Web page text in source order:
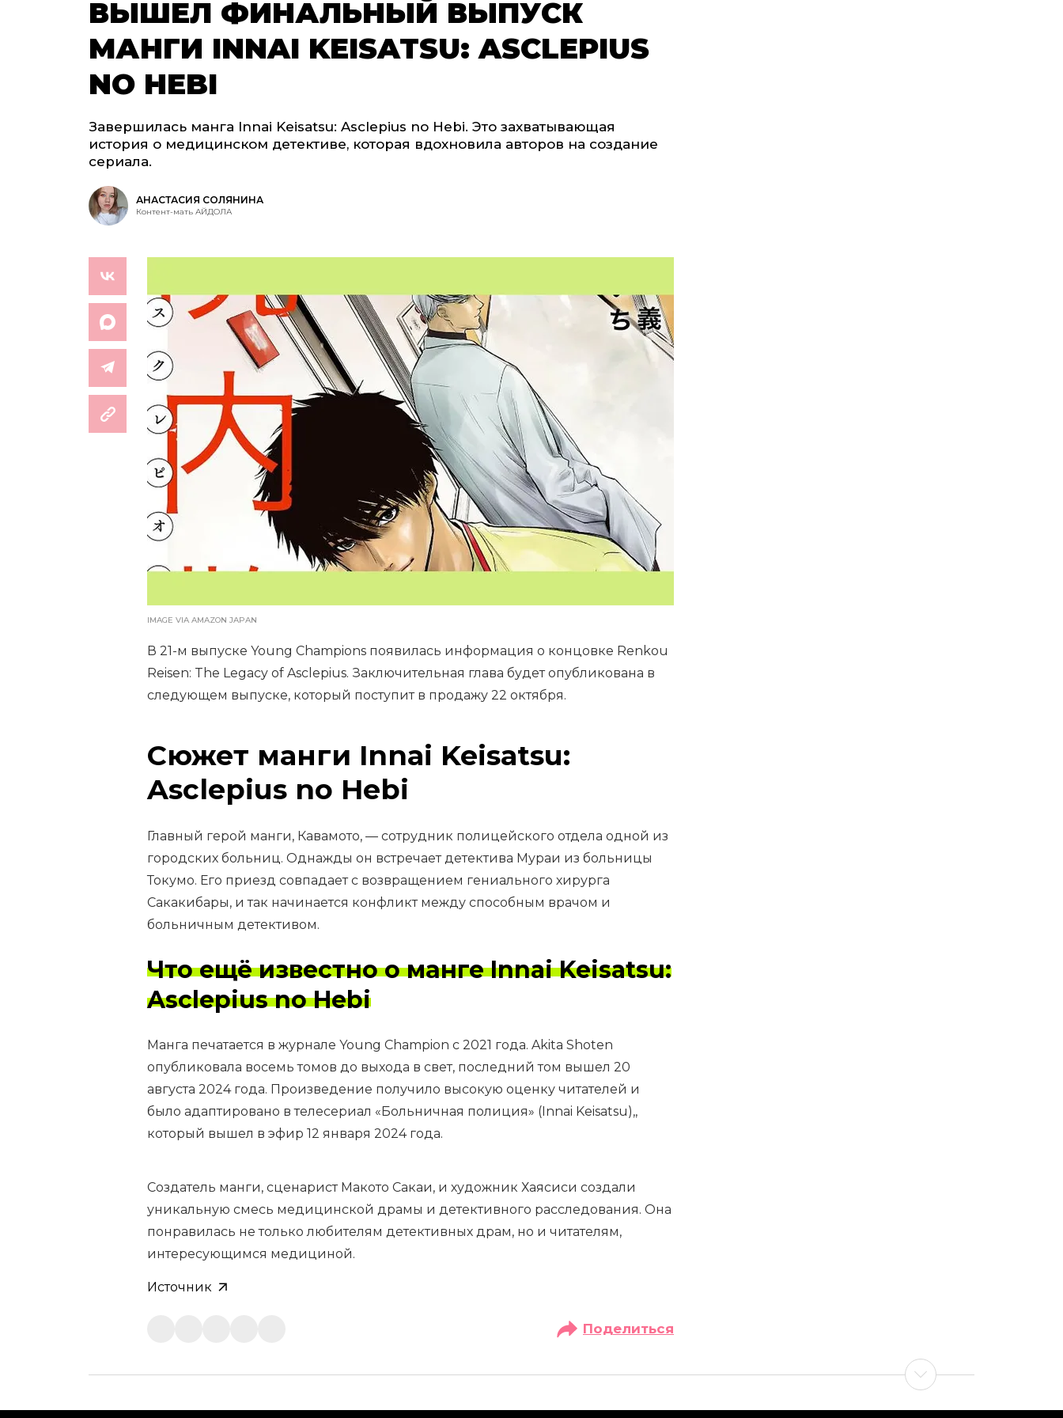
ВЫШЕЛ ФИНАЛЬНЫЙ ВЫПУСК
МАНГИ INNAI KEISATSU: ASCLEPIUS
NO HEBI
Завершилась манга Innai Keisatsu: Asclepius no Hebi. Это захватывающая
история о медицинском детективе, которая вдохновила авторов на создание
сериала.
АНАСТАСИЯ СОЛЯНИНА
Контент-мать АЙДОЛА
IMAGE VIA AMAZON JAPAN
В 21-м выпуске Young Champions появилась информация о концовке Renkou
Reisen: The Legacy of Asclepius. Заключительная глава будет опубликована в
следующем выпуске, который поступит в продажу 22 октября.
Сюжет манги Innai Keisatsu:
Asclepius no Hebi
Главный герой манги, Кавамото, — сотрудник полицейского отдела одной из
городских больниц. Однажды он встречает детектива Мураи из больницы
Токумо. Его приезд совпадает с возвращением гениального хирурга
Сакакибары, и так начинается конфликт между способным врачом и
больничным детективом.
Что ещё известно о манге Innai Keisatsu:
Asclepius no Hebi
Манга печатается в журнале Young Champion с 2021 года. Akita Shoten
опубликовала восемь томов до выхода в свет, последний том вышел 20
августа 2024 года. Произведение получило высокую оценку читателей и
было адаптировано в телесериал «Больничная полиция» (Innai Keisatsu),,
который вышел в эфир 12 января 2024 года.
Создатель манги, сценарист Макото Сакаи, и художник Хаясиси создали
уникальную смесь медицинской драмы и детективного расследования. Она
понравилась не только любителям детективных драм, но и читателям,
интересующимся медициной.
Источник
Поделиться